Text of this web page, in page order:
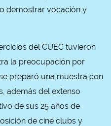
demostrar vocación y
del CUEC tuvieron
la preocupación por
preparó una muestra con
además del extenso
de sus 25 años de
de cine clubs y